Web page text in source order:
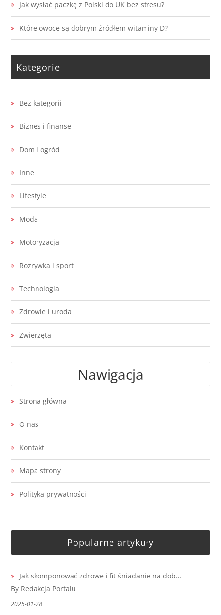
Jak wysłać paczkę z Polski do UK bez stresu?
Które owoce są dobrym źródłem witaminy D?
Kategorie
Bez kategorii
Biznes i finanse
Dom i ogród
Inne
Lifestyle
Moda
Motoryzacja
Rozrywka i sport
Technologia
Zdrowie i uroda
Zwierzęta
Nawigacja
Strona główna
O nas
Kontakt
Mapa strony
Polityka prywatności
Popularne artykuły
Jak skomponować zdrowe i fit śniadanie na dob…
By Redakcja Portalu
2025-01-28